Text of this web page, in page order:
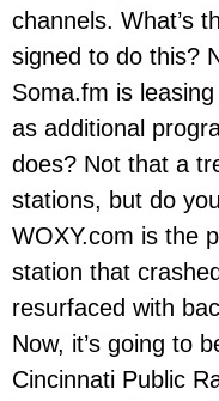
channels. What’s
signed to do this?
Soma.fm is
as additional
does? Not that a
stations, but do
WOXY.com is the
station that
resurfaced with
Now, it’s going to
Cincinnati Public